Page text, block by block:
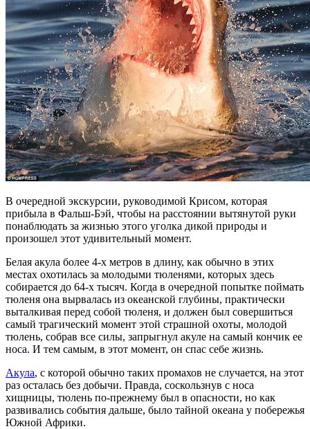
В очередной экскурсии, руководимой Крисом, которая
прибыла в Фальш-Бэй, чтобы на расстоянии вытянутой руки
понаблюдать за жизнью этого уголка дикой природы и
произошел этот удивительный момент.
Белая акула более 4-х метров в длину, как обычно в этих
местах охотилась за молодыми тюленями, которых здесь
собирается до 64-х тысяч. Когда в очередной попытке поймать
тюленя она вырвалась из океанской глубины, практически
выталкивая перед собой тюленя, и должен был совершиться
самый трагический момент этой страшной охоты, молодой
тюлень, собрав все силы, запрыгнул акуле на самый кончик ее
носа. И тем самым, в этот момент, он спас себе жизнь.
Акула, с которой обычно таких промахов не случается, на этот
раз осталась без добычи. Правда, соскользнув с носа
хищницы, тюлень по-прежнему был в опасности, но как
развивались события дальше, было тайной океана у побережья
Южной Африки.